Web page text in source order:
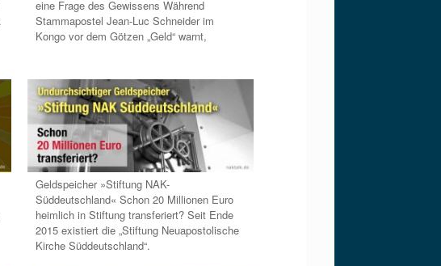
eine Frage des Gewissens Während
Stammapostel Jean-Luc Schneider im
Kongo vor dem Götzen „Geld“ warnt,
Geldspeicher »Stiftung NAK-
Süddeutschland« Schon 20 Millionen Euro
heimlich in Stiftung transferiert? Seit Ende
2015 existiert die „Stiftung Neuapostolische
Kirche Süddeutschland“.